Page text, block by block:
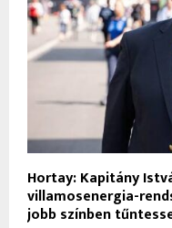
Hortay: Kapitány
villamosenergia-
jobb színben